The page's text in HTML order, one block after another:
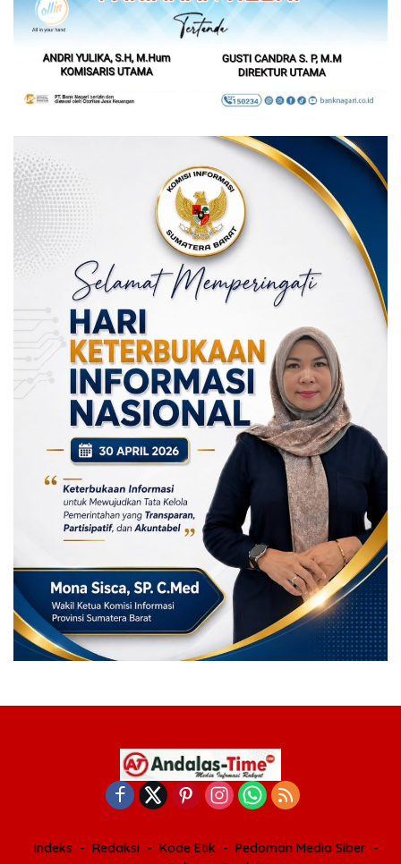
Indeks Redaksi Kode Etik
Pedoman Media Siber